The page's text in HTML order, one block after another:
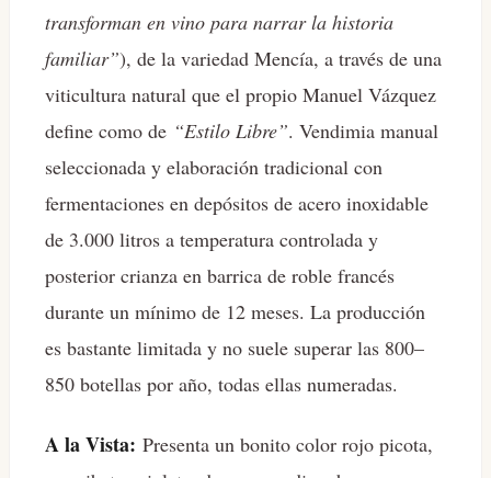
transforman en vino para narrar la historia
familiar”), de la variedad Mencía, a través de una
viticultura natural que el propio Manuel Vázquez
define como de “Estilo Libre”. Vendimia manual
seleccionada y elaboración tradicional con
fermentaciones en depósitos de acero inoxidable
de 3.000 litros a temperatura controlada y
posterior crianza en barrica de roble francés
durante un mínimo de 12 meses. La producción
es bastante limitada y no suele superar las 800–
850 botellas por año, todas ellas numeradas.
A la Vista: Presenta un bonito color rojo picota,